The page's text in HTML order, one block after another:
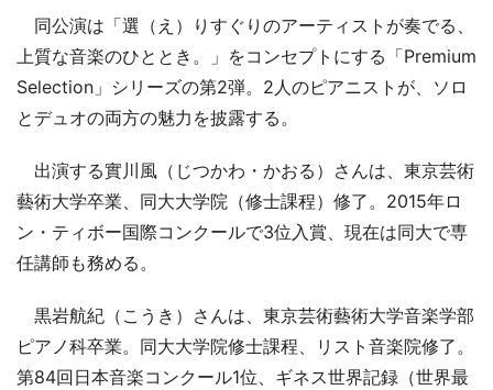
同公演は「選（え）りすぐりのアーティストが奏でる、
上質な音楽のひととき。」をコンセプトにする「Premium
Selection」シリーズの第2弾。2人のピアニストが、ソロ
とデュオの両方の魅力を披露する。
出演する實川風（じつかわ・かおる）さんは、東京芸術
藝術大学卒業、同大大学院（修士課程）修了。2015年ロ
ン・ティボー国際コンクールで3位入賞、現在は同大で専
任講師も務める。
黒岩航紀（こうき）さんは、東京芸術藝術大学音楽学部
ピアノ科卒業。同大大学院修士課程、リスト音楽院修了。
第84回日本音楽コンクール1位、ギネス世界記録（世界最